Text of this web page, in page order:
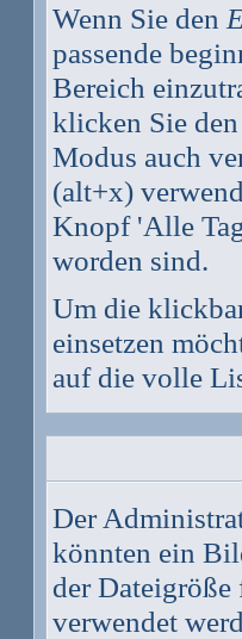
Wenn Sie den
passende
Bereich
klicken Sie den
Modus auch
(alt+x)
Knopf 'Alle
worden sind.
Um die
einsetzen
auf die volle
Der
könnten ein
der
verwendet